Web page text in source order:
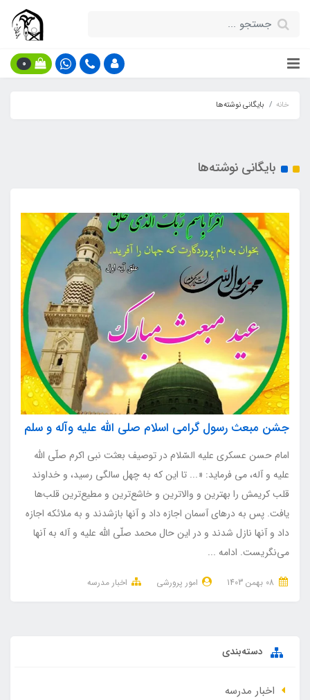
0
خانه بایگانی نوشته‌ها
بایگانی نوشته‌ها
جشن مبعث رسول گرامی اسلام صلی الله علیه وآله و سلم
امام حسن عسکرى علیه السّلام در توصیف بعثت نبى اکرم صلّى اللّه
علیه و آله، می فرماید: «... تا این که به چهل سالگى رسید، و خداوند
قلب کریمش را بهترین و والاترین و خاشع‌ترین و مطیع‌ترین قلب‌ها
یافت. پس به درهاى آسمان اجازه داد و آنها بازشدند و به ملائکه اجازه
داد و آنها نازل شدند و در این حال محمد صلّى اللّه علیه و آله به آنها
مى‌نگریست. ادامه ...
امور پرورشی اخبار مدرسه
دسته‌بندی
اخبار مدرسه